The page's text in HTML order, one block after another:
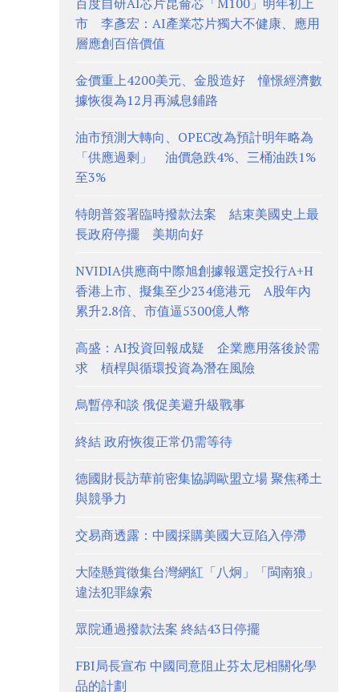
市 李彥宏：AI產業芯片獨大不健康、應用
層應創百倍價值
金價重上4200美元、金股造好 憧憬經濟數
據恢復為12月再減息鋪路
油市預測大轉向、OPEC改為預計明年略為
「供應過剩」 油價急跌4%、三桶油跌1%
至3%
特朗普簽署臨時撥款法案 結束美國史上最
長政府停擺 美期向好
NVIDIA供應商中際旭創據報選定投行A+H
香港上市、擬集至少234億港元 A股年內
累升2.8倍、市值逼5300億人幣
高盛：AI投資回報成疑 企業應用落後於需
求 槓桿與循環投資為潛在風險
烏暫停和談 俄促美避升級戰事
終結 政府恢復正常仍需等待
德國財長訪華前密集協調歐盟立場 聚焦稀土
與競爭力
交易商透露：中國採購美國大豆陷入停滯
大陸懸賞徵集台灣網紅「八炯」「閩南狼」
違法犯罪線索
眾院通過撥款法案 終結43日停擺
FBI局長宣布 中國同意阻止芬太尼相關化學
品的計劃